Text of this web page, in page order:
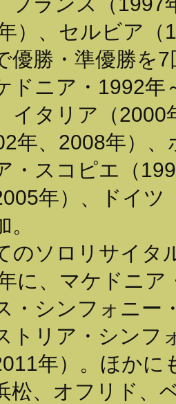
）、セルビア（
優勝・準優勝を
ドニア・1992
イタリア（2000
年、2008年）
・スコピエ（
年）、ドイツ
のソロリサイタ
に、マケドニア
・シンフォニー
トリア・シンフ
年）。ほかに
松、オフリド、